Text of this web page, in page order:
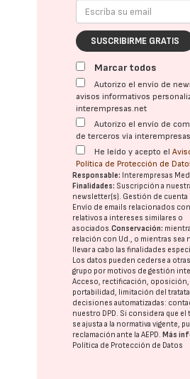
SUSCRIBIRME GRATIS
Marcar todos
Autorizo el envío de
avisos informativos
interempresas.net
Autorizo el envío de
de terceros vía
He leído y acepto el
Política de Protección de
Responsable: Interempresas
Finalidades: Suscripción a
newsletter(s). Gestión de cuenta
Envío de emails relacionados
relativos a intereses similares o
asociados.Conservación:
relación con Ud., o mientras sea
llevar a cabo las finalidades
Los datos pueden cederse a otras
grupo por motivos de gestión
Acceso, rectificación,
portabilidad, limitación del
decisiones automatizadas:
nuestro DPD. Si considera que
se ajusta a la normativa vigente,
reclamación ante laAEPD. Más
Política de Protección de Datos